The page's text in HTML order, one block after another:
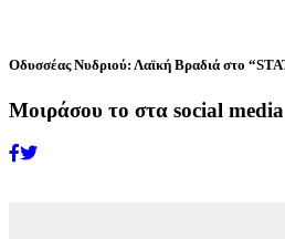
Οδυσσέας Νυδριού: Λαϊκή Βραδιά στο
Μοιράσου το στα social media